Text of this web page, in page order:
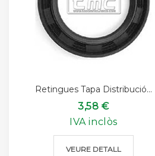
Retingues Tapa Distribució...
3,58 €
IVA inclòs
VEURE DETALL